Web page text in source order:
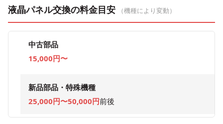
液晶パネル交換の料金目安 （機種により変動）
中古部品
15,000円〜
新品部品・特殊機種
25,000円〜50,000円前後